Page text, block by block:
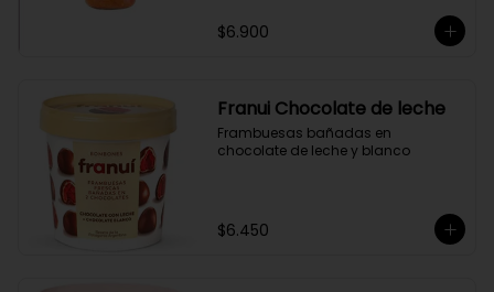
$6.900
Franui Chocolate de leche
Frambuesas bañadas en
chocolate de leche y blanco
$6.450